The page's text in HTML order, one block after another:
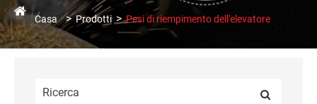
Casa Prodotti Pesi di riempimento dell'elevatore